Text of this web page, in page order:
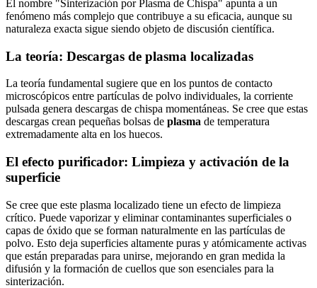
El nombre "Sinterización por Plasma de Chispa" apunta a un
fenómeno más complejo que contribuye a su eficacia, aunque su
naturaleza exacta sigue siendo objeto de discusión científica.
La teoría: Descargas de plasma localizadas
La teoría fundamental sugiere que en los puntos de contacto
microscópicos entre partículas de polvo individuales, la corriente
pulsada genera descargas de chispa momentáneas. Se cree que estas
descargas crean pequeñas bolsas de plasma de temperatura
extremadamente alta en los huecos.
El efecto purificador: Limpieza y activación de la
superficie
Se cree que este plasma localizado tiene un efecto de limpieza
crítico. Puede vaporizar y eliminar contaminantes superficiales o
capas de óxido que se forman naturalmente en las partículas de
polvo. Esto deja superficies altamente puras y atómicamente activas
que están preparadas para unirse, mejorando en gran medida la
difusión y la formación de cuellos que son esenciales para la
sinterización.